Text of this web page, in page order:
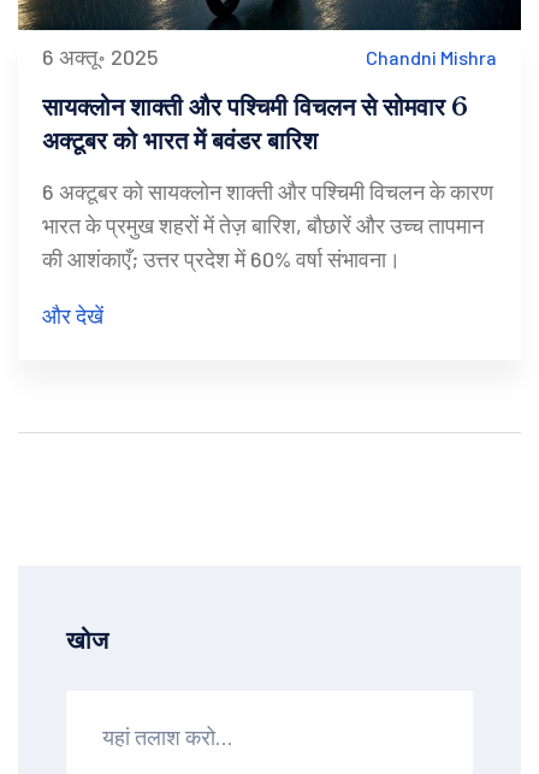
6 अक्तू॰ 2025 Chandni Mishra
सायक्लोन शाक्ती और पश्चिमी विचलन से सोमवार 6
अक्टूबर को भारत में बवंडर बारिश
6 अक्टूबर को सायक्लोन शाक्ती और पश्चिमी विचलन के कारण
भारत के प्रमुख शहरों में तेज़ बारिश, बौछारें और उच्च तापमान
की आशंकाएँ; उत्तर प्रदेश में 60% वर्षा संभावना।
और देखें
खोज